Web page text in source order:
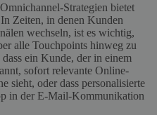
Strategien bietet
Zeiten, in denen Kunden
wechseln, ist es wichtig,
alle Touchpoints hinweg zu
ein Kunde, der in einem
sofort relevante Online-
sieht, oder dass personalisierte
in der E-Mail-Kommunikation